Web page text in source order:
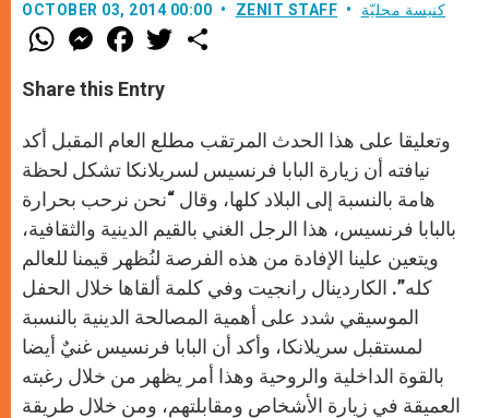
OCTOBER 03, 2014 00:00 ZENIT STAFF كنيسة محليّة
W
h
t
s
p
p
M
e
s
e
g
e
r
F
a
e
b
o
k
w
r
Share this Entry
وتعليقا على هذا الحدث المرتقب مطلع العام المقبل أكد
نيافته أن زيارة البابا فرنسيس لسريلانكا تشكل لحظة
هامة بالنسبة إلى البلاد كلها، وقال “نحن نرحب بحرارة
بالبابا فرنسيس، هذا الرجل الغني بالقيم الدينية والثقافية،
ويتعين علينا الإفادة من هذه الفرصة لنُظهر قيمنا للعالم
كله”. الكاردينال رانجيت وفي كلمة ألقاها خلال الحفل
الموسيقي شدد على أهمية المصالحة الدينية بالنسبة
لمستقبل سريلانكا، وأكد أن البابا فرنسيس غنيٌ أيضا
بالقوة الداخلية والروحية وهذا أمر يظهر من خلال رغبته
العميقة في زيارة الأشخاص ومقابلتهم، ومن خلال طريقة